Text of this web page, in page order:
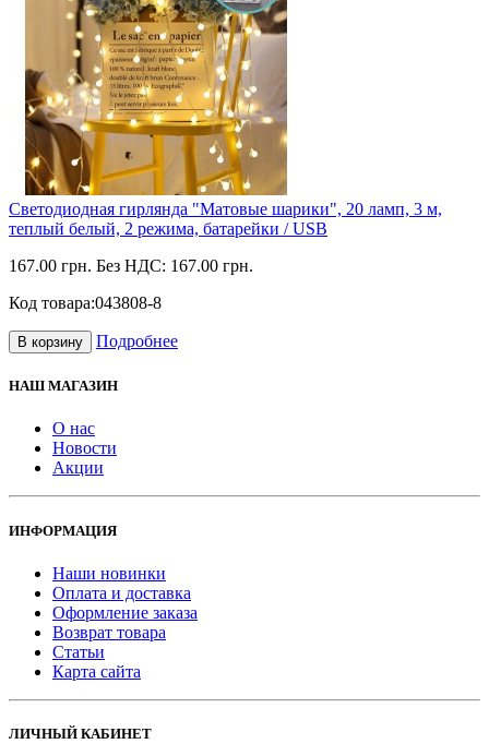
Светодиодная гирлянда "Матовые шарики", 20 ламп, 3 м,
теплый белый, 2 режима, батарейки / USB
167.00 грн. Без НДС: 167.00 грн.
Код товара:043808-8
В корзину Подробнее
НАШ МАГАЗИН
О нас
Новости
Акции
ИНФОРМАЦИЯ
Наши новинки
Оплата и доставка
Оформление заказа
Возврат товара
Статьи
Карта сайта
ЛИЧНЫЙ КАБИНЕТ